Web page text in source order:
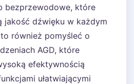
bezprzewodowe, które
jakość dźwięku w każdym
również pomyśleć o
AGD, które
efektywnością
ułatwiającymi